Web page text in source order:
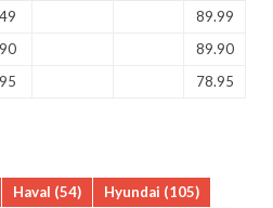
89.99
89.90
78.95
Haval (54) Hyundai (105)